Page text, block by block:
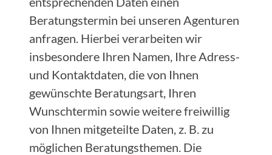
Beratungstermin bei unseren Agenturen
anfragen. Hierbei verarbeiten wir
insbesondere Ihren Namen, Ihre Adress-
und Kontaktdaten, die von Ihnen
gewünschte Beratungsart, Ihren
Wunschtermin sowie weitere freiwillig
von Ihnen mitgeteilte Daten, z. B. zu
möglichen Beratungsthemen. Die